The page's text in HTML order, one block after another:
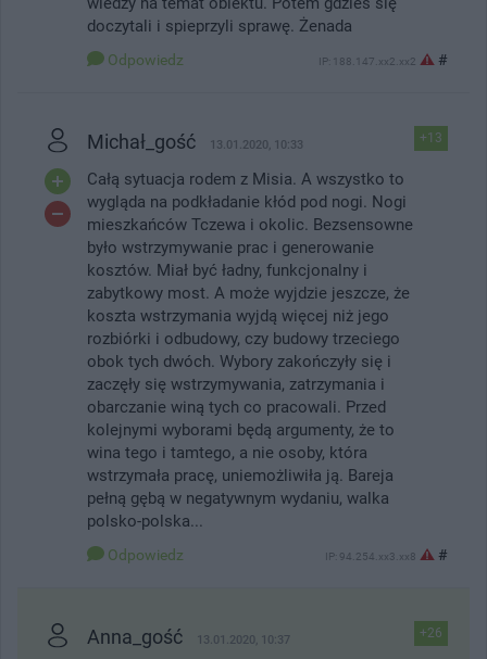
doczytali i spieprzyli sprawę. Żenada
Odpowiedz IP: 188.147.xx2.xx2 #
+13
Michał_gość 13.01.2020, 10:33
Całą sytuacja rodem z Misia. A wszystko to
wygląda na podkładanie kłód pod nogi. Nogi
mieszkańców Tczewa i okolic. Bezsensowne
było wstrzymywanie prac i generowanie
kosztów. Miał być ładny, funkcjonalny i
zabytkowy most. A może wyjdzie jeszcze, że
koszta wstrzymania wyjdą więcej niż jego
rozbiórki i odbudowy, czy budowy trzeciego
obok tych dwóch. Wybory zakończyły się i
zaczęły się wstrzymywania, zatrzymania i
obarczanie winą tych co pracowali. Przed
kolejnymi wyborami będą argumenty, że to
wina tego i tamtego, a nie osoby, która
wstrzymała pracę, uniemożliwiła ją. Bareja
pełną gębą w negatywnym wydaniu, walka
polsko-polska...
Odpowiedz IP: 94.254.xx3.xx8 #
+26
Anna_gość 13.01.2020, 10:37